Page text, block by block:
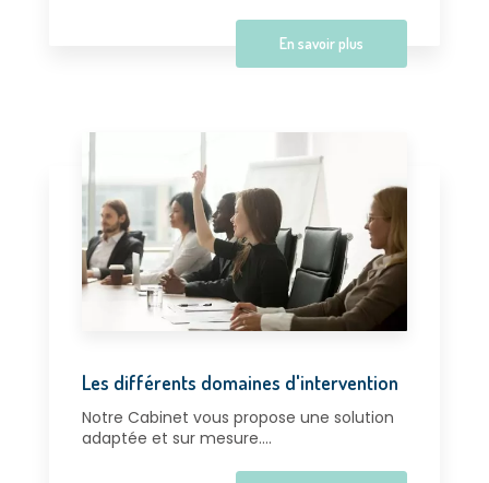
En savoir plus
Les différents domaines d'intervention
Notre Cabinet vous propose une solution
adaptée et sur mesure....